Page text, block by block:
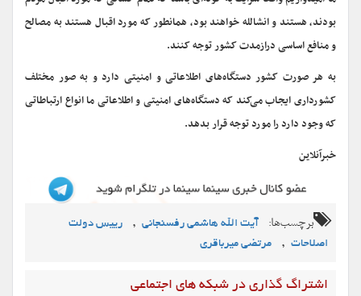
بودند، هستند و انشالله خواهند بود، همانطور که مورد اقبال هستند به مصالح
و منافع اساسی درازمدت کشور توجه کنند.
به هر صورت کشور دستگاه‌های اطلاعاتی و امنیتی دارد و به صور مختلف
کشورداری ایجاب می‌کند که دستگاه‌های امنیتی و اطلاعاتی ما انواع ارتباطاتی
که وجود دارد را مورد توجه قرار بدهد.
خبرآنلاین
برچسب‌ها: آیت الله هاشمی رفسنجانی ,
رییس دولت
اصلاحات , مرتضی میرباقری
اشتراگ گذاری در شبکه های اجتماعی